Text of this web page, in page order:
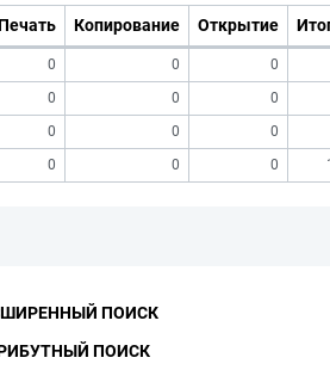
Копирование Открытие
0 0
0
0 0
0
0 0
0
0 0 0
ПОИСК
ПОИСК